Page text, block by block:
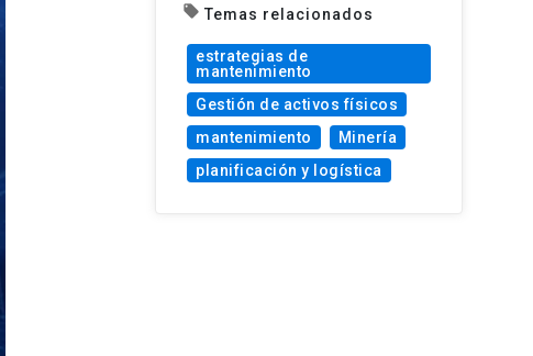
local_offer Temas relacionados
estrategias de
mantenimiento
Gestión de activos físicos
mantenimiento
Minería
planificación y logística